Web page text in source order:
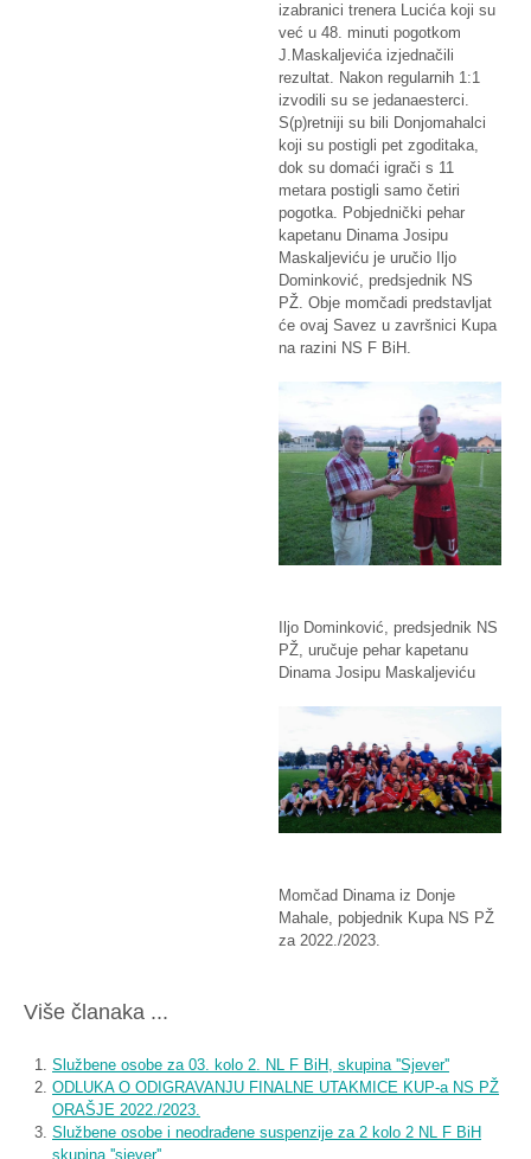
izabranici trenera Lucića koji su
već u 48. minuti pogotkom
J.Maskaljevića izjednačili
rezultat. Nakon regularnih 1:1
izvodili su se jedanaesterci.
S(p)retniji su bili Donjomahalci
koji su postigli pet zgoditaka,
dok su domaći igrači s 11
metara postigli samo četiri
pogotka. Pobjednički pehar
kapetanu Dinama Josipu
Maskaljeviću je uručio Iljo
Dominković, predsjednik NS
PŽ. Obje momčadi predstavljat
će ovaj Savez u završnici Kupa
na razini NS F BiH.
Iljo Dominković, predsjednik NS
PŽ, uručuje pehar kapetanu
Dinama Josipu Maskaljeviću
Momčad Dinama iz Donje
Mahale, pobjednik Kupa NS PŽ
za 2022./2023.
Više članaka ...
Službene osobe za 03. kolo 2. NL F BiH, skupina ''Sjever''
ODLUKA O ODIGRAVANJU FINALNE UTAKMICE KUP-a NS PŽ
ORAŠJE 2022./2023.
Službene osobe i neodrađene suspenzije za 2 kolo 2 NL F BiH
skupina ''sjever''